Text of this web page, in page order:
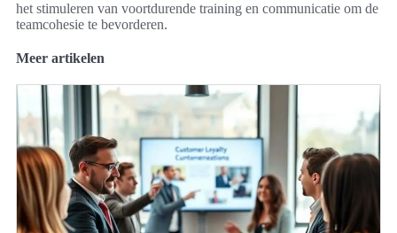
het stimuleren van voortdurende training en communicatie om de
teamcohesie te bevorderen.
Meer artikelen